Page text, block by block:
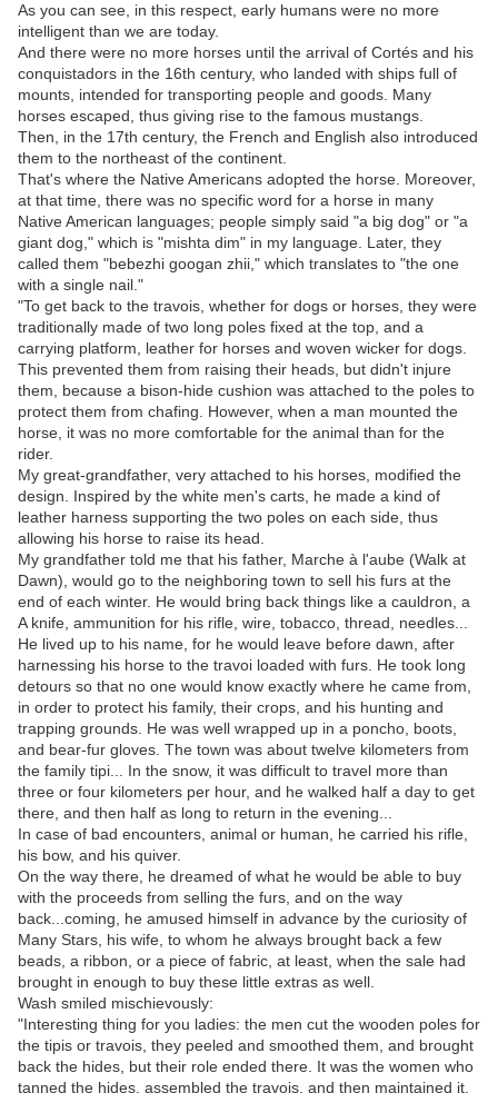
As you can see, in this respect, early humans were no more
intelligent than we are today.
And there were no more horses until the arrival of Cortés and his
conquistadors in the 16th century, who landed with ships full of
mounts, intended for transporting people and goods. Many
horses escaped, thus giving rise to the famous mustangs.
Then, in the 17th century, the French and English also introduced
them to the northeast of the continent.
That's where the Native Americans adopted the horse. Moreover,
at that time, there was no specific word for a horse in many
Native American languages; people simply said "a big dog" or "a
giant dog," which is "mishta dim" in my language. Later, they
called them "bebezhi googan zhii," which translates to "the one
with a single nail."
"To get back to the travois, whether for dogs or horses, they were
traditionally made of two long poles fixed at the top, and a
carrying platform, leather for horses and woven wicker for dogs.
This prevented them from raising their heads, but didn't injure
them, because a bison-hide cushion was attached to the poles to
protect them from chafing. However, when a man mounted the
horse, it was no more comfortable for the animal than for the
rider.
My great-grandfather, very attached to his horses, modified the
design. Inspired by the white men's carts, he made a kind of
leather harness supporting the two poles on each side, thus
allowing his horse to raise its head.
My grandfather told me that his father, Marche à l'aube (Walk at
Dawn), would go to the neighboring town to sell his furs at the
end of each winter. He would bring back things like a cauldron, a
A knife, ammunition for his rifle, wire, tobacco, thread, needles...
He lived up to his name, for he would leave before dawn, after
harnessing his horse to the travoi loaded with furs. He took long
detours so that no one would know exactly where he came from,
in order to protect his family, their crops, and his hunting and
trapping grounds. He was well wrapped up in a poncho, boots,
and bear-fur gloves. The town was about twelve kilometers from
the family tipi... In the snow, it was difficult to travel more than
three or four kilometers per hour, and he walked half a day to get
there, and then half as long to return in the evening...
In case of bad encounters, animal or human, he carried his rifle,
his bow, and his quiver.
On the way there, he dreamed of what he would be able to buy
with the proceeds from selling the furs, and on the way
back...coming, he amused himself in advance by the curiosity of
Many Stars, his wife, to whom he always brought back a few
beads, a ribbon, or a piece of fabric, at least, when the sale had
brought in enough to buy these little extras as well.
Wash smiled mischievously:
"Interesting thing for you ladies: the men cut the wooden poles for
the tipis or travois, they peeled and smoothed them, and brought
back the hides, but their role ended there. It was the women who
tanned the hides, assembled the travois, and then maintained it.